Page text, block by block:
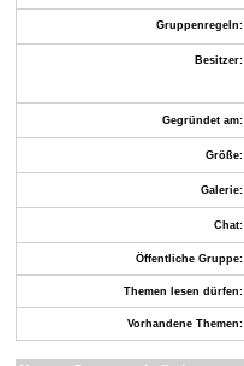
Gruppenregeln:
Besitzer:
Gegründet am:
Größe:
Galerie:
Chat:
Öffentliche Gruppe:
Themen lesen dürfen:
Vorhandene Themen: